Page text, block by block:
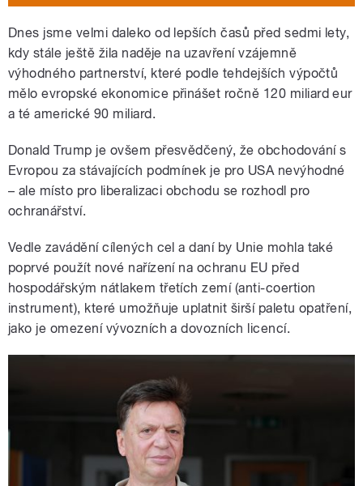
Dnes jsme velmi daleko od lepších časů před sedmi lety,
kdy stále ještě žila naděje na uzavření vzájemně
výhodného partnerství, které podle tehdejších výpočtů
mělo evropské ekonomice přinášet ročně 120 miliard eur
a té americké 90 miliard.
Donald Trump je ovšem přesvědčený, že obchodování s
Evropou za stávajících podmínek je pro USA nevýhodné
– ale místo pro liberalizaci obchodu se rozhodl pro
ochranářství.
Vedle zavádění cílených cel a daní by Unie mohla také
poprvé použít nové nařízení na ochranu EU před
hospodářským nátlakem třetích zemí (anti-coertion
instrument), které umožňuje uplatnit širší paletu opatření,
jako je omezení vývozních a dovozních licencí.